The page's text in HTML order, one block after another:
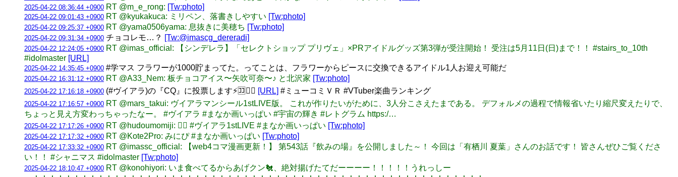
2025-04-22 08:36:44 +0900 RT @m_e_rong: [Tw:photo]
2025-04-22 09:01:43 +0900 RT @kyukakuca: ミリペン、落書きしやすい [Tw:photo]
2025-04-22 09:25:37 +0900 RT @yama0506yama: 息抜きに美穂ち [Tw:photo]
2025-04-22 09:31:34 +0900 チョコレモ…？ [Tw:@imascg_dereradi]
2025-04-22 12:24:05 +0900 RT @imas_official: 【シンデレラ】「セレクトショップ プリヴェ」×PRアイドルグッズ第3弾が受注開始！ 受注は5月11日(日)まで！！ #stairs_to_10th
#idolmaster [URL]
2025-04-22 14:35:45 +0900 #学マス フラワーが1000貯まってた。ってことは、フラワーからピースに交換できるアイドル1人お迎え可能だ
2025-04-22 16:31:12 +0900 RT @A33_Nem: 板チョコアイス〜矢吹可奈〜♪ と北沢家 [Tw:photo]
2025-04-22 17:16:18 +0900 (#ヴイアラ)の『CQ』に投票します⚡🈁❤️‍🔥 [URL] #ミューコミＶＲ #VTuber楽曲ランキング
2025-04-22 17:16:57 +0900 RT @mars_takui: ヴイアラマンシール1stLIVE版。 これが作りたいがために、3人分こさえたまである。 デフォルメの過程で情報省いたり縮尺変えたりで、
ちょっと見え方変わっちゃったなー。 #ヴイアラ #まなか画いっぱい #宇宙の輝き #レトグラム https:/…
2025-04-22 17:17:26 +0900 RT @hudoumomiji: ❤️‍🔥 #ヴイアラ1stLIVE #まなか画いっぱい [Tw:photo]
2025-04-22 17:17:32 +0900 RT @Kote2Pro: みにぴ #まなか画いっぱい [Tw:photo]
2025-04-22 17:33:32 +0900 RT @imassc_official: 【web4コマ漫画更新！】 第543話『飲みの場』を公開しました～！ 今回は「有栖川 夏葉」さんのお話です！ 皆さんぜひご覧くださ
い！！ #シャニマス #idolmaster [Tw:photo]
2025-04-22 18:10:47 +0900 RT @konohiyori: いま食べてるからあげクン🐔、絶対揚げたてだーーーー！！！！！うれっしー